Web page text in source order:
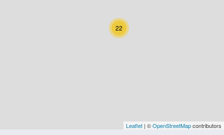
Niederösterreich
Oberösterreich
Vorarlberg
22
Leaflet | ©OpenStreetMapcontributors